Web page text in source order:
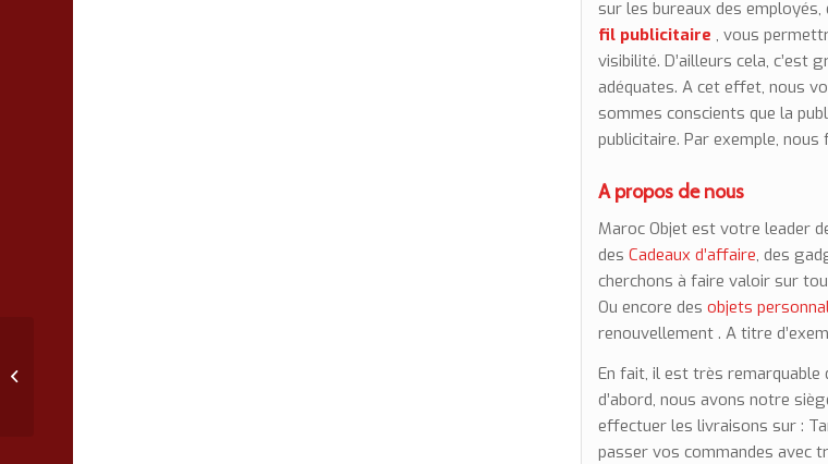
sur les bureaux des
fil publicitaire , vous
visibilité. D’ailleurs cela, c’est
adéquates. A cet effet, nous
sommes conscients que la
publicitaire. Par exemple,
A propos de nous
Maroc Objet est votre leader
desCadeaux d’affaire, des
cherchons à faire valoir sur
Ou encore desobjets
renouvellement . A titre
En fait, il est très remarquable
d’abord, nous avons notre
effectuer les livraisons sur :
passer vos commandes avec